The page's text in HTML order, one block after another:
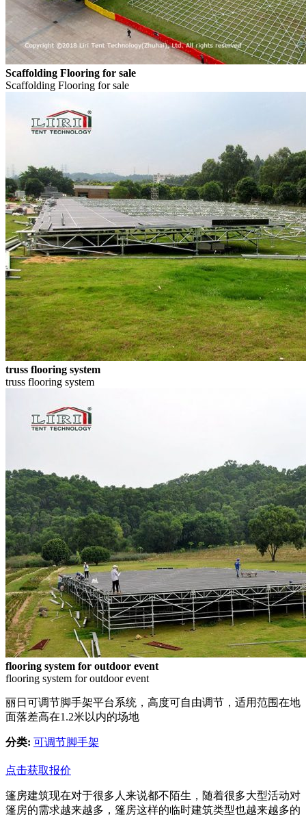
Scaffolding Flooring for sale
Scaffolding Flooring for sale
truss flooring system
truss flooring system
flooring system for outdoor event
flooring system for outdoor event
丽日可调节脚手架平台系统，高度可自由调节，适用范围在地
面落差高在1.2米以内的场地
分类: 可调节脚手架
点击获取报价
篷房建筑现在对于很多人来说都不陌生，随着很多大型活动对
篷房的需求越来越多，篷房这样的临时建筑类型也越来越多的